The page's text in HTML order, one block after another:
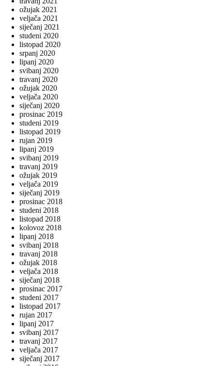
ožujak 2021
veljača 2021
siječanj 2021
studeni 2020
listopad 2020
srpanj 2020
lipanj 2020
svibanj 2020
travanj 2020
ožujak 2020
veljača 2020
siječanj 2020
prosinac 2019
studeni 2019
listopad 2019
rujan 2019
lipanj 2019
svibanj 2019
travanj 2019
ožujak 2019
veljača 2019
siječanj 2019
prosinac 2018
studeni 2018
listopad 2018
kolovoz 2018
lipanj 2018
svibanj 2018
travanj 2018
ožujak 2018
veljača 2018
siječanj 2018
prosinac 2017
studeni 2017
listopad 2017
rujan 2017
lipanj 2017
svibanj 2017
travanj 2017
veljača 2017
siječanj 2017